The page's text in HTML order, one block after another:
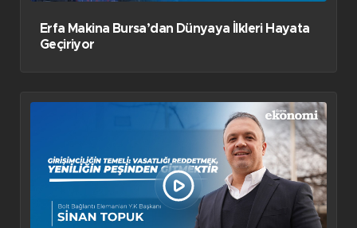
Erfa Makina Bursa’dan Dünyaya İlkleri Hayata
Geçiriyor